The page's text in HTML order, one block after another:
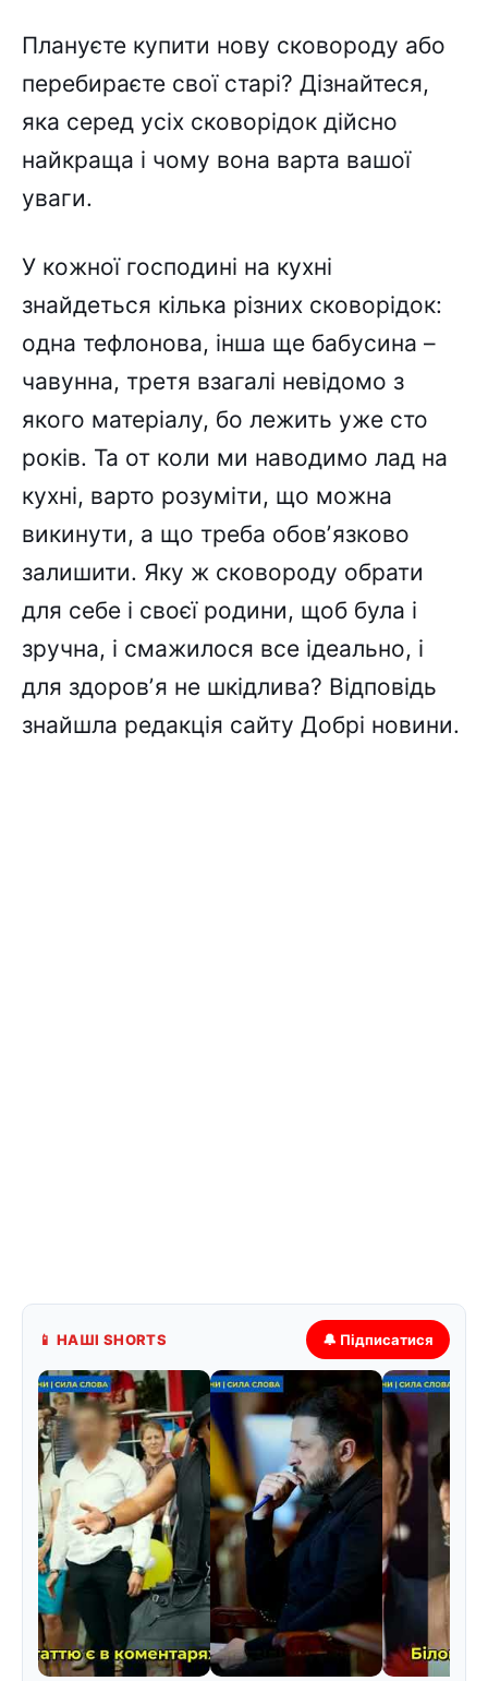
Плануєте купити нову сковороду або
перебираєте свої старі? Дізнайтеся,
яка серед усіх сковорідок дійсно
найкраща і чому вона варта вашої
уваги.
У кожної господині на кухні
знайдеться кілька різних сковорідок:
одна тефлонова, інша ще бабусина –
чавунна, третя взагалі невідомо з
якого матеріалу, бо лежить уже сто
років. Та от коли ми наводимо лад на
кухні, варто розуміти, що можна
викинути, а що треба обовʼязково
залишити. Яку ж сковороду обрати
для себе і своєї родини, щоб була і
зручна, і смажилося все ідеально, і
для здоровʼя не шкідлива? Відповідь
знайшла редакція сайту Добрі новини.
📱 НАШІ SHORTS 🔔 Підписатися